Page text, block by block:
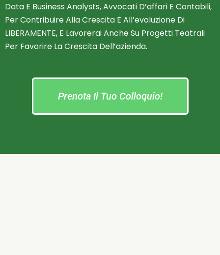
Data E Business Analysts, Avvocati D’affari E Contabili,
Per Contribuire Alla Crescita E All’evoluzione Di
LIBERAMENTE, E Lavorerai Anche Su Progetti Teatrali
Per Favorire La Crescita Dell’azienda.
Prenota Il Tuo Colloquio!